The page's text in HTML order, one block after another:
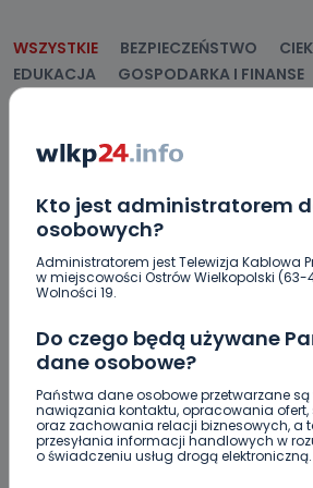
Kto jest administratorem
osobowych?
Administratorem jest Telewizja Kablowa
w miejscowości Ostrów Wielkopolski (63-
Wolności 19.
Do czego będą używane
dane osobowe?
Państwa dane osobowe przetwarzane są
nawiązania kontaktu, opracowania ofert,
oraz zachowania relacji biznesowych, a
przesyłania informacji handlowych w
o świadczeniu usług drogą elektroniczną.
WSZYSTKIE BEZPIECZEŃSTWO
EDUKACJA
GOSPODARKA I FINANSE
KORONAWIRUS
ŚRODOWISKO
WASZE INFO